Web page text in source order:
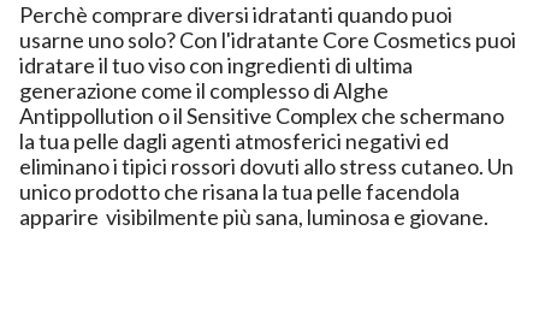
Perchè comprare diversi idratanti quando puoi
usarne uno solo? Con l'idratante Core Cosmetics puoi
idratare il tuo viso con ingredienti di ultima
generazione come il complesso di Alghe
Antippollution o il Sensitive Complex che schermano
la tua pelle dagli agenti atmosferici negativi ed
eliminano i tipici rossori dovuti allo stress cutaneo. Un
unico prodotto che risana la tua pelle facendola
apparire visibilmente più sana, luminosa e giovane.